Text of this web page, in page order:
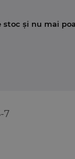
7
stoc și nu mai